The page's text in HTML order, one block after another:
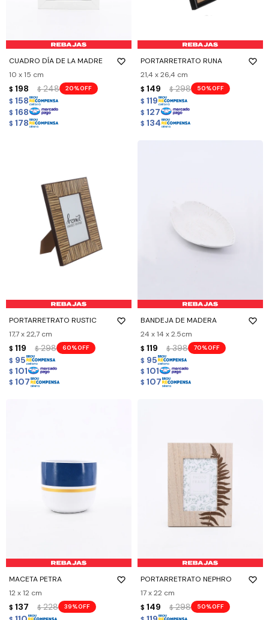
CUADRO DÍA DE LA MADRE
10 x 15 cm
$ 198 $ 248 20
$ 158
$ 168
$ 178
PORTARRETRATO RUNA
21,4 x 26,4 cm
$ 149 $ 298 50
$ 119
$ 127
$ 134
PORTARRETRATO RUSTIC
17,7 x 22,7 cm
$ 119 $ 298 60
$ 95
$ 101
$ 107
BANDEJA DE MADERA
24 x 14 x 2.5cm
$ 119 $ 398 70
$ 95
$ 101
$ 107
MACETA PETRA
12 x 12 cm
$ 137 $ 228 39
PORTARRETRATO NEPHRO
17 x 22 cm
$ 149 $ 298 50